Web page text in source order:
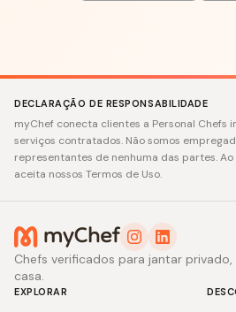
DECLARAÇÃO DE RESPONSABILIDADE
myChef conecta clientes a Personal Chefs
serviços contratados. Não somos
representantes de nenhuma das partes.
aceita nossos Termos de Uso.
Chefs verificados para jantar
casa.
EXPLORAR